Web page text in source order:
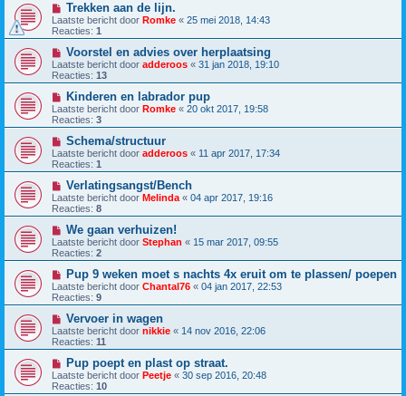
Trekken aan de lijn.
Laatste bericht door Romke « 25 mei 2018, 14:43
Reacties: 1
Voorstel en advies over herplaatsing
Laatste bericht door adderoos « 31 jan 2018, 19:10
Reacties: 13
Kinderen en labrador pup
Laatste bericht door Romke « 20 okt 2017, 19:58
Reacties: 3
Schema/structuur
Laatste bericht door adderoos « 11 apr 2017, 17:34
Reacties: 1
Verlatingsangst/Bench
Laatste bericht door Melinda « 04 apr 2017, 19:16
Reacties: 8
We gaan verhuizen!
Laatste bericht door Stephan « 15 mar 2017, 09:55
Reacties: 2
Pup 9 weken moet s nachts 4x eruit om te plassen/ poepen
Laatste bericht door Chantal76 « 04 jan 2017, 22:53
Reacties: 9
Vervoer in wagen
Laatste bericht door nikkie « 14 nov 2016, 22:06
Reacties: 11
Pup poept en plast op straat.
Laatste bericht door Peetje « 30 sep 2016, 20:48
Reacties: 10